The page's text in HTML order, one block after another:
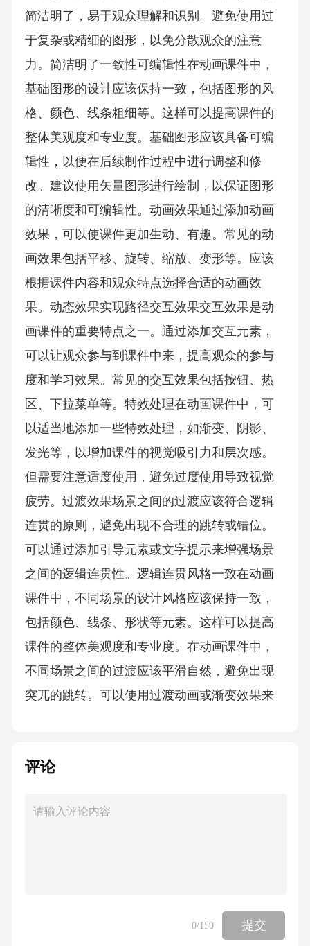
简洁明了，易于观众理解和识别。避免使用过
于复杂或精细的图形，以免分散观众的注意
力。简洁明了一致性可编辑性在动画课件中，
基础图形的设计应该保持一致，包括图形的风
格、颜色、线条粗细等。这样可以提高课件的
整体美观度和专业度。基础图形应该具备可编
辑性，以便在后续制作过程中进行调整和修
改。建议使用矢量图形进行绘制，以保证图形
的清晰度和可编辑性。动画效果通过添加动画
效果，可以使课件更加生动、有趣。常见的动
画效果包括平移、旋转、缩放、变形等。应该
根据课件内容和观众特点选择合适的动画效
果。动态效果实现路径交互效果交互效果是动
画课件的重要特点之一。通过添加交互元素，
可以让观众参与到课件中来，提高观众的参与
度和学习效果。常见的交互效果包括按钮、热
区、下拉菜单等。特效处理在动画课件中，可
以适当地添加一些特效处理，如渐变、阴影、
发光等，以增加课件的视觉吸引力和层次感。
但需要注意适度使用，避免过度使用导致视觉
疲劳。过渡效果场景之间的过渡应该符合逻辑
连贯的原则，避免出现不合理的跳转或错位。
可以通过添加引导元素或文字提示来增强场景
之间的逻辑连贯性。逻辑连贯风格一致在动画
课件中，不同场景的设计风格应该保持一致，
包括颜色、线条、形状等元素。这样可以提高
课件的整体美观度和专业度。在动画课件中，
不同场景之间的过渡应该平滑自然，避免出现
突兀的跳转。可以使用过渡动画或渐变效果来
器动作触发条件触发器范围包括点击、悬停、
设置触发器生效的具体条件，如鼠标悬停时
触发的情况。按钮与反馈机制按钮设计大小、
形状、颜色等需符合用户习惯，易于识别和操
评论
0/150 提交